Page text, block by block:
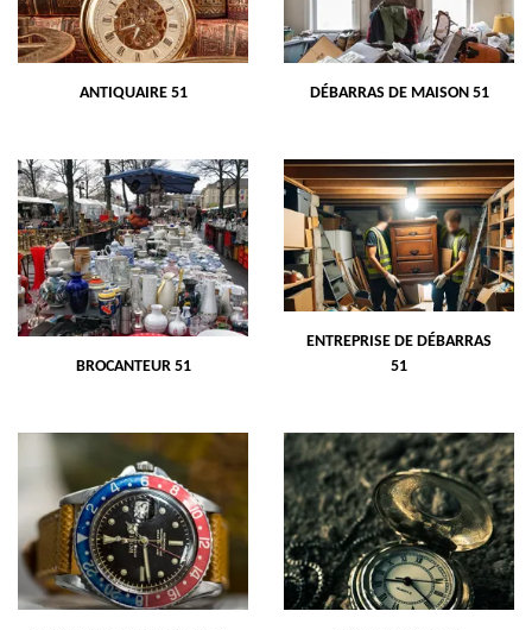
ANTIQUAIRE 51 DÉBARRAS DE MAISON 51
BROCANTEUR 51
ENTREPRISE DE DÉBARRAS
51